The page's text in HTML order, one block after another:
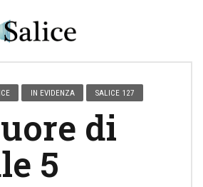
IN EVIDENZA SALICE 127
di
5